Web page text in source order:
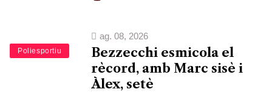
Esports
Poliesportiu
ag. 08, 2026
Bezzecchi esmicola el
rècord, amb Marc sisè i
Àlex, setè